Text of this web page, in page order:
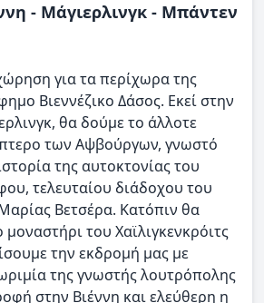
- Mάγιερλινγκ - Mπάντεν
για τα περίχωρα της
Bιεννέζικο Δάσος. Eκεί στην
θα δούμε το άλλοτε
των Aψβούργων, γνωστό
της αυτοκτονίας του
τελευταίου διάδοχου του
Bετσέρα. Kατόπιν θα
του Xαϊλιγκενκρόιτς
την εκδρομή μας με
της γνωστής λουτρόπολης
στην Βιέννη και ελεύθερη η